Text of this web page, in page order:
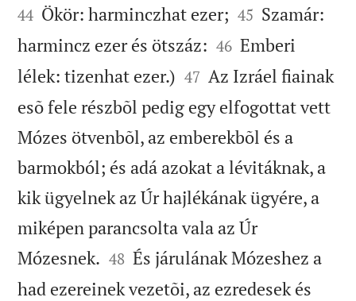
44 Ökör: harminczhat ezer; 

45 Szamár:
harmincz ezer és ötszáz: 

46 Emberi
lélek: tizenhat ezer.) 

47 Az Izráel fiainak
esõ fele részbõl pedig egy elfogottat vett
Mózes ötvenbõl, az emberekbõl és a
barmokból; és adá azokat a lévitáknak, a
kik ügyelnek az Úr hajlékának ügyére, a
miképen parancsolta vala az Úr
Mózesnek. 

48 És járulának Mózeshez a
had ezereinek vezetõi, az ezredesek és